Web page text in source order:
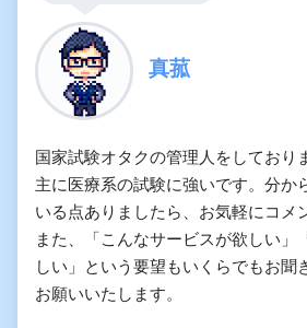
真菰
国家試験オタクの管理人をしており
主に医療系の試験に強いです。分か
いる点ありましたら、お気軽にコメ
また、「こんなサービスが欲しい」
しい」という要望もいくらでもお聞
お願いいたします。